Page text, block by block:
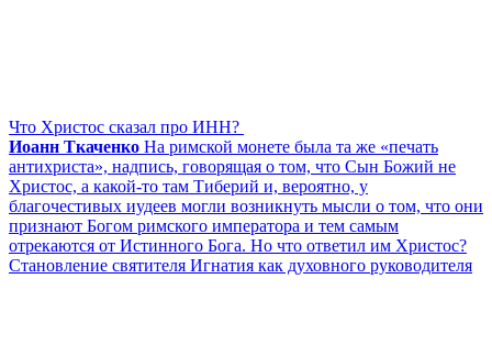
Что Христос сказал про ИНН?
Иоанн Ткаченко На римской монете была та же «печать
антихриста», надпись, говорящая о том, что Сын Божий не
Христос, а какой-то там Тиберий и, вероятно, у
благочестивых иудеев могли возникнуть мысли о том, что они
признают Богом римского императора и тем самым
отрекаются от Истинного Бога. Но что ответил им Христос?
Становление святителя Игнатия как духовного руководителя